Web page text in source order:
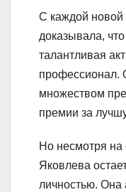
С каждой новой
доказывала,
талантливая
профессионал.
множеством
премии за
Но несмотря на
Яковлева
личностью. Она